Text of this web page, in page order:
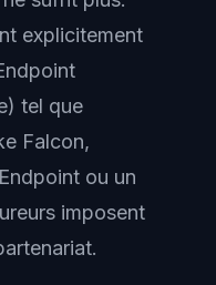
explicitement
tel que
Falcon,
ou un
imposent